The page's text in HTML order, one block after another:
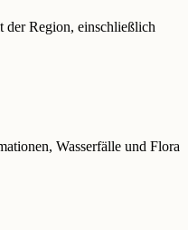
der Region, einschließlich
Wasserfälle und Flora